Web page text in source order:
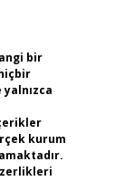
bir
kurum